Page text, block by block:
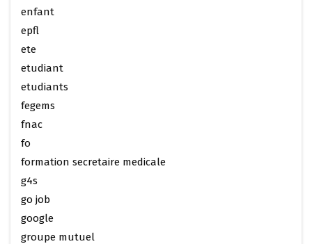
enfant
epfl
ete
etudiant
etudiants
fegems
fnac
fo
formation secretaire medicale
g4s
go job
google
groupe mutuel